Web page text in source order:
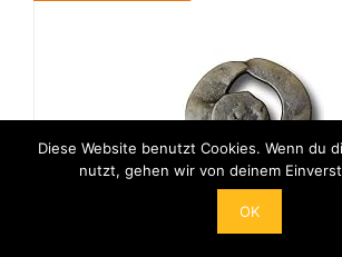
Knopfparadies - 5er Set
Diese Website benutzt Cookies. Wenn du
nutzt, gehen wir von deinem
OK